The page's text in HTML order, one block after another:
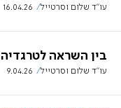
עו"ד שלום וסרטייל 16.04.26
בין השראה לטרגדיה
עו"ד שלום וסרטייל 9.04.26